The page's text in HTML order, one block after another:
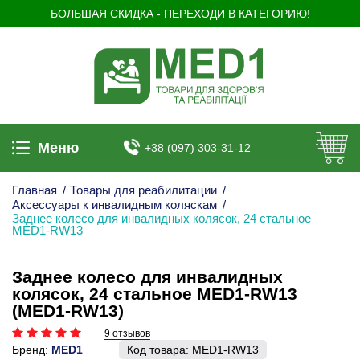
БОЛЬШАЯ СКИДКА - ПЕРЕХОДИ В КАТЕГОРИЮ!
Меню +38 (097) 303-31-12
Главная / Товары для реабилитации /
Аксессуары к инвалидным коляскам /
Заднее колесо для инвалидных колясок, 24 стальное
MED1-RW13
Заднее колесо для инвалидных
колясок, 24 стальное MED1-RW13
(MED1-RW13)
9 отзывов
Бренд: MED1 Код товара: MED1-RW13